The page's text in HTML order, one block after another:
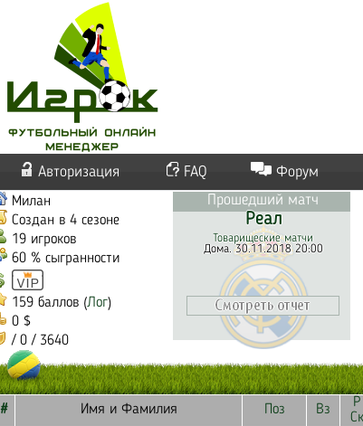
Авторизация FAQ Форум
Милан
Создан в 4 сезоне
19 игроков
60 % сыгранности
159 баллов (Лог)
0 $
/ 0 / 3640
Прошедший матч
Реал
Товарищеские матчи
Дома. 30.11.2018 20:00
# Имя и Фамилия Поз Вз
Р
Ск